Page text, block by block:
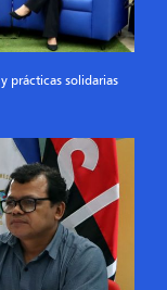
prácticas solidarias